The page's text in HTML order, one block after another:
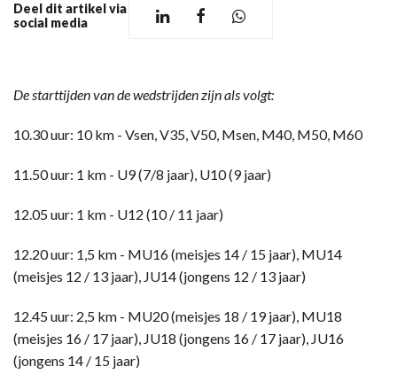
Deel dit artikel via
social media
De starttijden van de wedstrijden zijn als volgt:
10.30 uur: 10 km - Vsen, V35, V50, Msen, M40, M50, M60
11.50 uur: 1 km - U9 (7/8 jaar), U10 (9 jaar)
12.05 uur: 1 km - U12 (10 / 11 jaar)
12.20 uur: 1,5 km - MU16 (meisjes 14 / 15 jaar), MU14
(meisjes 12 / 13 jaar), JU14 (jongens 12 / 13 jaar)
12.45 uur: 2,5 km - MU20 (meisjes 18 / 19 jaar), MU18
(meisjes 16 / 17 jaar), JU18 (jongens 16 / 17 jaar), JU16
(jongens 14 / 15 jaar)